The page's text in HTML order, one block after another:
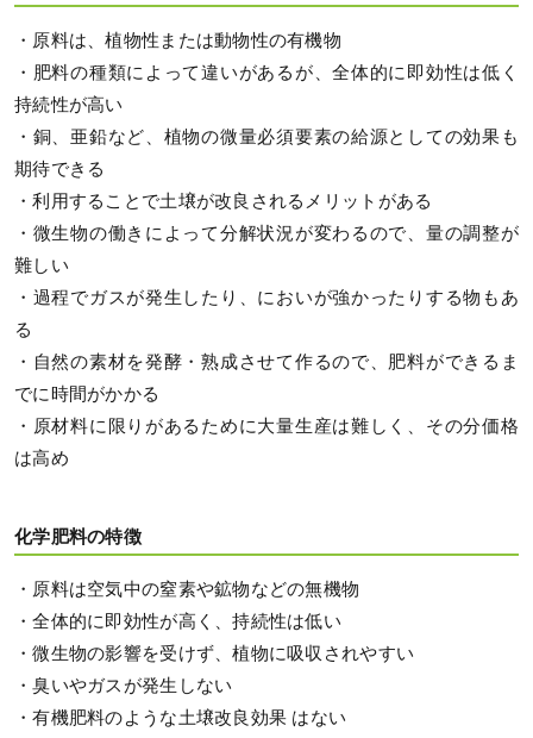
・原料は、植物性または動物性の有機物
・肥料の種類によって違いがあるが、全体的に即効性は低く
持続性が高い
・銅、亜鉛など、植物の微量必須要素の給源としての効果も
期待できる
・利用することで土壌が改良されるメリットがある
・微生物の働きによって分解状況が変わるので、量の調整が
難しい
・過程でガスが発生したり、においが強かったりする物もあ
る
・自然の素材を発酵・熟成させて作るので、肥料ができるま
でに時間がかかる
・原材料に限りがあるために大量生産は難しく、その分価格
は高め
化学肥料の特徴
・原料は空気中の窒素や鉱物などの無機物
・全体的に即効性が高く、持続性は低い
・微生物の影響を受けず、植物に吸収されやすい
・臭いやガスが発生しない
・有機肥料のような土壌改良効果 はない